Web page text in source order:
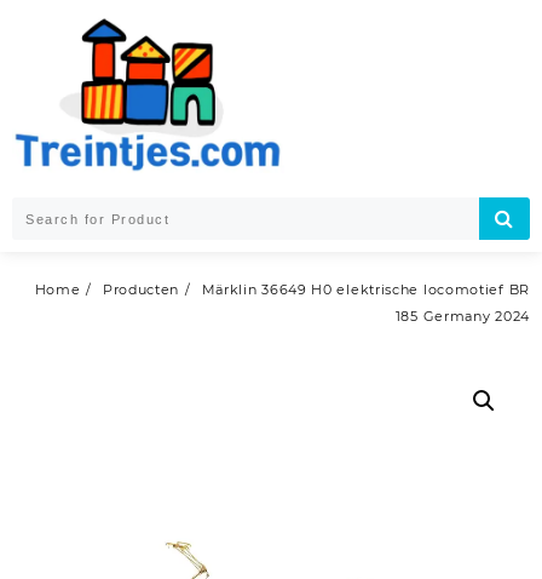
Home Producten
Märklin 36649 H0 elektrische locomotief BR
185 Germany 2024